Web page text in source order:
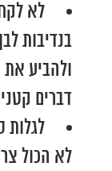
לא
בנדיבות
ולהביע
דברים
לגלות
לא הכול